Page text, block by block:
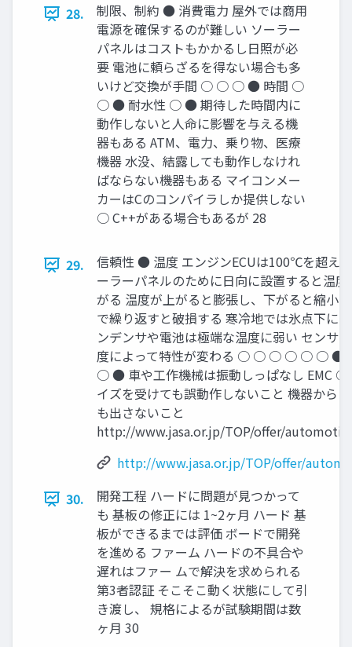
28.
制限、制約 ● 消費電力 屋外では商用
電源を確保するのが難しい ソーラー
パネルはコストもかかるし日照が必
要 電池に頼らざるを得ない場合も多
いけど交換が手間 ○ ○ ○ ● 時間 ○
○ ● 耐水性 ○ ● 期待した時間内に
動作しないと人命に影響を与える機
器もある ATM、電力、乗り物、医療
機器 水没、結露しても動作しなけれ
ばならない機器もある マイコンメー
カーはCのコンパイラしか提供しない
○ C++がある場合もあるが 28
29.
信頼性 ● 温度 エンジンECUは100℃を超え
ーラーパネルのために日向に設置すると温度
がる 温度が上がると膨張し、下がると縮小
で繰り返すと破損する 寒冷地では氷点下に
ンデンサや電池は極端な温度に弱い センサ
度によって特性が変わる ○ ○ ○ ○ ○ ○ ●
○ ● 車や工作機械は振動しっぱなし EMC
イズを受けても誤動作しないこと 機器から
も出さないこと
http://www.jasa.or.jp/TOP/offer/
http://www.jasa.or.jp/TOP/offer/
30.
開発工程 ハードに問題が見つかって
も 基板の修正には 1~2ヶ月 ハード 基
板ができるまでは評価 ボードで開発
を進める ファーム ハードの不具合や
遅れはファー ムで解決を求められる
第3者認証 そこそこ動く状態にして引
き渡し、 規格によるが試験期間は数
ヶ月 30